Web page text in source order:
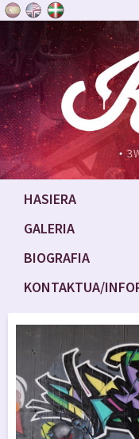
HASIERA
GALERIA
BIOGRAFIA
KONTAKTUA/